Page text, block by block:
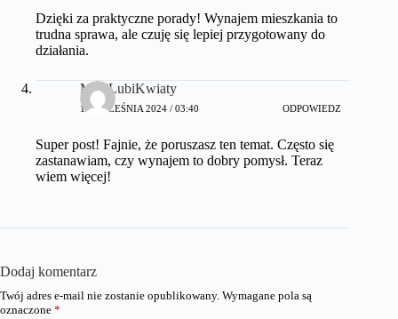
Dzięki za praktyczne porady! Wynajem mieszkania to
trudna sprawa, ale czuję się lepiej przygotowany do
działania.
MajaLubiKwiaty
12 WRZEŚNIA 2024 / 03:40 ODPOWIEDZ
Super post! Fajnie, że poruszasz ten temat. Często się
zastanawiam, czy wynajem to dobry pomysł. Teraz
wiem więcej!
Dodaj komentarz
Twój adres e-mail nie zostanie opublikowany. Wymagane pola są
oznaczone *